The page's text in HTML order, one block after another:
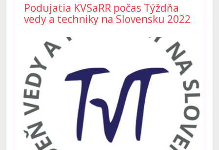
Podujatia KVSaRR počas Týždňa
vedy a techniky na Slovensku 2022